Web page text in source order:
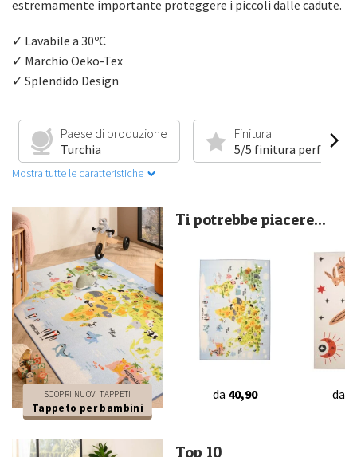
estremamente importante proteggere i piccoli dalle cadute.
✓ Lavabile a 30ºC
✓ Marchio Oeko-Tex
✓ Splendido Design
Paese di produzione
Turchia
Finitura
5/5 finitura perfetta
Mostra tutte le caratteristiche
SCOPRI NUOVI TAPPETI
Tappeto per bambini
Ti potrebbe piacere...
da 40,90 da
Top 10